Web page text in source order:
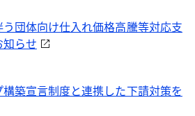
う団体向け仕入れ価格高騰等対応支
らせ
築宣言制度と連携した下請対策を